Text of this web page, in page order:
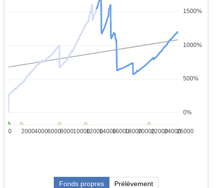
0 2000400060008000100001200014000160001800020000220002400026000
0%
500%
1000%
1500%
Fonds propres Prélèvement